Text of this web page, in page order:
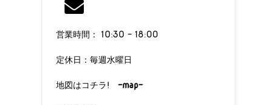
営業時間： 10:30 - 18:00
定休日：毎週水曜日
地図はコチラ! -map-